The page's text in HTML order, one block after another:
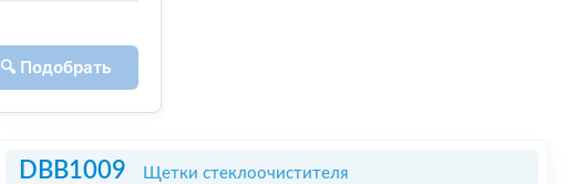
🔍 Подобрать
DBB1009 Щетки стеклоочистителя